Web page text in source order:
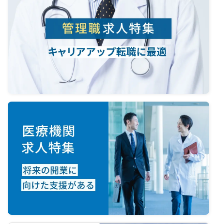
が常駐するため、カウンセリング業
務は担当せず
診療に集中いただけます。
■診療体制
・現在は4階、5階でクリニック運営
・グループとして開院する際には3階
テナントも契約予定
・3階は整形外科専用フロアとして整
備予定
・整形外科専門スタッフ（理学療法
士、看護師等）の採用予定あり
■経営面
・経営判断、経理、労務、人事、法
務などは専任運営チームが対応
・書類業務やスタッフ管理の負担を
最小限にした体制
・経験豊富な事務長が在籍
・承継前から勤務する医師は基本継